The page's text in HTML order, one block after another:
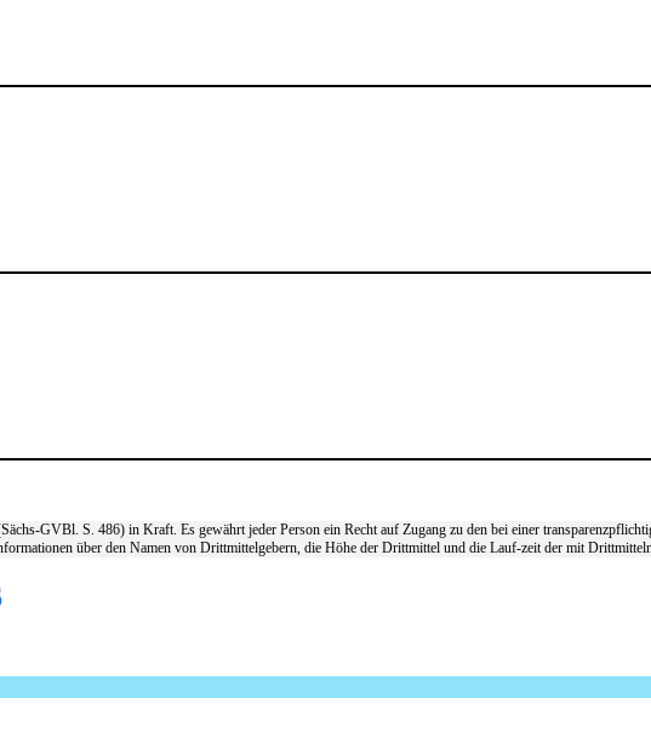
GVBl. S. 486) in Kraft. Es gewährt jeder Person ein Recht auf Zugang zu den bei einer
über den Namen von Drittmittelgebern, die Höhe der Drittmittel und die Lauf-zeit der mit